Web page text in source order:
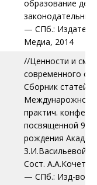
образование
— СПб.:
Медиа, 2014
//Ценности и
современного
Сборник статей
Междунарожной
практич.
посвященной 90-
рождения
З.И.Васильевой
Сост.
— СПб.: Изд-во